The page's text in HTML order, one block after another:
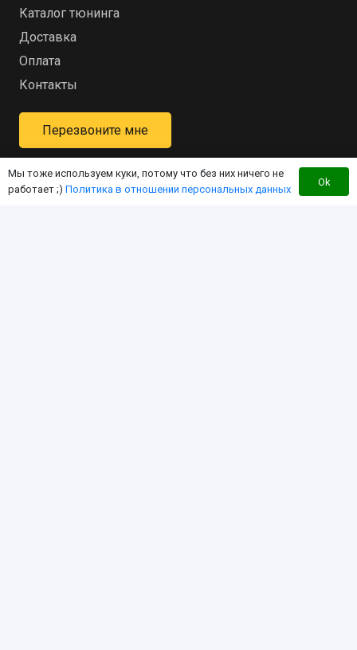
Каталог тюнинга
Доставка
Оплата
Контакты
Перезвоните мне
Мы тоже используем куки, потому что без них ничего не
работает ;) Политика в отношении персональных данных
Ok